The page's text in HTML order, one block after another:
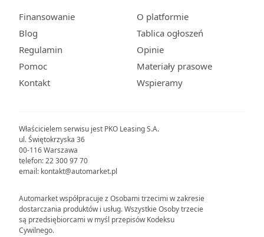
Właścicielem serwisu jest PKO Leasing S.A.
ul. Świętokrzyska 36
00-116 Warszawa
telefon: 22 300 97 70
email: kontakt@automarket.pl
Automarket współpracuje z Osobami trzecimi w zakresie
dostarczania produktów i usług. Wszystkie Osoby trzecie
są przedsiębiorcami w myśl przepisów Kodeksu
Cywilnego.
Finansowanie
Blog
Regulamin
Pomoc
Kontakt
O platformie
Tablica ogłoszeń
Opinie
Materiały prasowe
Wspieramy